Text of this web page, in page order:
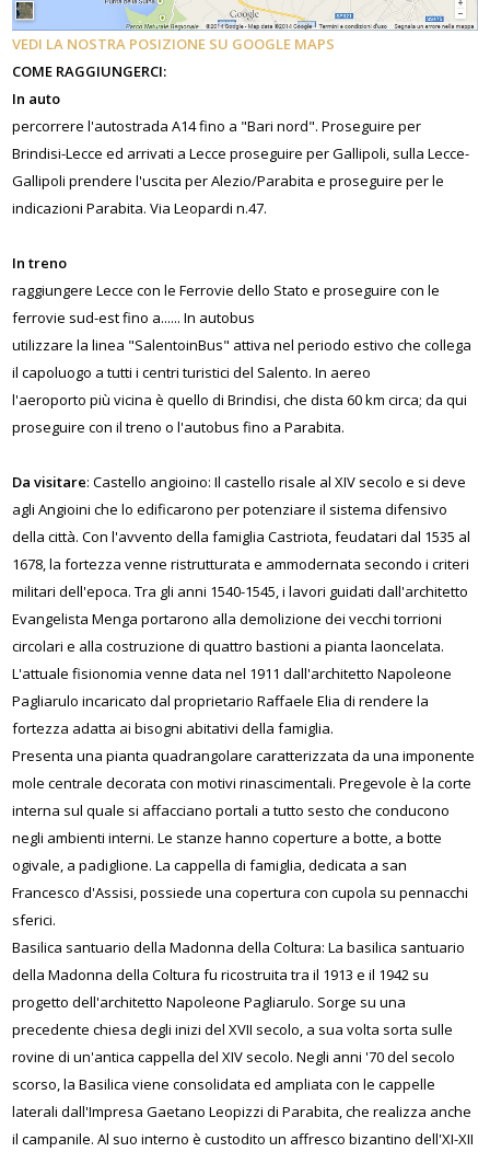
VEDI LA NOSTRA POSIZIONE SU GOOGLE MAPS
COME RAGGIUNGERCI:
In auto
percorrere l'autostrada A14 fino a "Bari nord". Proseguire per
Brindisi-Lecce ed arrivati a Lecce proseguire per Gallipoli, sulla Lecce-
Gallipoli prendere l'uscita per Alezio/Parabita e proseguire per le
indicazioni Parabita. Via Leopardi n.47.
In treno
raggiungere Lecce con le Ferrovie dello Stato e proseguire con le
ferrovie sud-est fino a...... In autobus
utilizzare la linea "SalentoinBus" attiva nel periodo estivo che collega
il capoluogo a tutti i centri turistici del Salento. In aereo
l'aeroporto più vicina è quello di Brindisi, che dista 60 km circa; da qui
proseguire con il treno o l'autobus fino a Parabita.
Da visitare: Castello angioino: Il castello risale al XIV secolo e si deve
agli Angioini che lo edificarono per potenziare il sistema difensivo
della città. Con l'avvento della famiglia Castriota, feudatari dal 1535 al
1678, la fortezza venne ristrutturata e ammodernata secondo i criteri
militari dell'epoca. Tra gli anni 1540-1545, i lavori guidati dall'architetto
Evangelista Menga portarono alla demolizione dei vecchi torrioni
circolari e alla costruzione di quattro bastioni a pianta laoncelata.
L'attuale fisionomia venne data nel 1911 dall'architetto Napoleone
Pagliarulo incaricato dal proprietario Raffaele Elia di rendere la
fortezza adatta ai bisogni abitativi della famiglia.
Presenta una pianta quadrangolare caratterizzata da una imponente
mole centrale decorata con motivi rinascimentali. Pregevole è la corte
interna sul quale si affacciano portali a tutto sesto che conducono
negli ambienti interni. Le stanze hanno coperture a botte, a botte
ogivale, a padiglione. La cappella di famiglia, dedicata a san
Francesco d'Assisi, possiede una copertura con cupola su pennacchi
sferici.
Basilica santuario della Madonna della Coltura: La basilica santuario
della Madonna della Coltura fu ricostruita tra il 1913 e il 1942 su
progetto dell'architetto Napoleone Pagliarulo. Sorge su una
precedente chiesa degli inizi del XVII secolo, a sua volta sorta sulle
rovine di un'antica cappella del XIV secolo. Negli anni '70 del secolo
scorso, la Basilica viene consolidata ed ampliata con le cappelle
laterali dall'Impresa Gaetano Leopizzi di Parabita, che realizza anche
il campanile. Al suo interno è custodito un affresco bizantino dell'XI-XII